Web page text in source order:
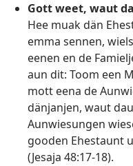
Gott weet, waut
Hee muak dän
emma sennen,
eenen en de
aun dit: Toom een
mott eena de
dänjanjen, waut
Aunwiesungen
gooden Ehestaunt
(Jesaja 48:17-18).